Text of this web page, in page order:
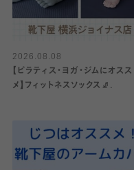
2026.08.08
【ピラティス・ヨガ・ジムにオスス
メ】フィットネスソックス🧦.